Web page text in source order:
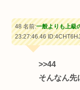
48 名前:一般よりも上級
23:27:46.46
>>44
そんなん